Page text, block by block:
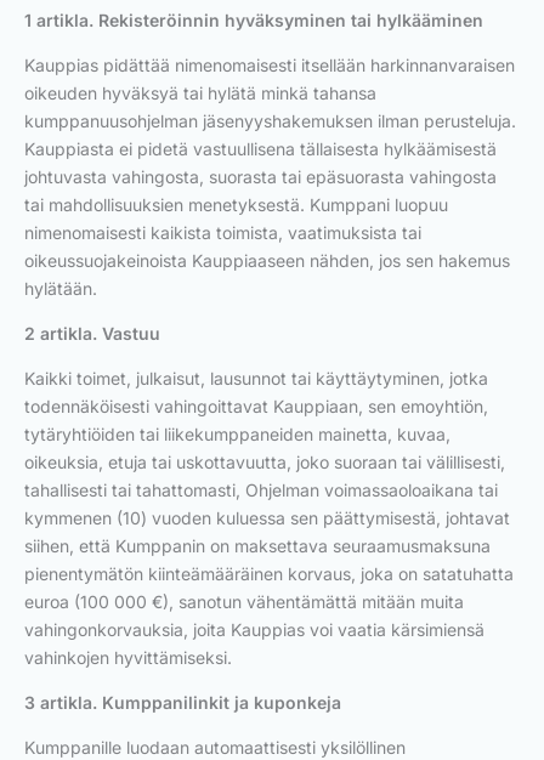
1 artikla. Rekisteröinnin hyväksyminen tai hylkääminen
Kauppias pidättää nimenomaisesti itsellään harkinnanvaraisen
oikeuden hyväksyä tai hylätä minkä tahansa
kumppanuusohjelman jäsenyyshakemuksen ilman perusteluja.
Kauppiasta ei pidetä vastuullisena tällaisesta hylkäämisestä
johtuvasta vahingosta, suorasta tai epäsuorasta vahingosta
tai mahdollisuuksien menetyksestä. Kumppani luopuu
nimenomaisesti kaikista toimista, vaatimuksista tai
oikeussuojakeinoista Kauppiaaseen nähden, jos sen hakemus
hylätään.
2 artikla. Vastuu
Kaikki toimet, julkaisut, lausunnot tai käyttäytyminen, jotka
todennäköisesti vahingoittavat Kauppiaan, sen emoyhtiön,
tytäryhtiöiden tai liikekumppaneiden mainetta, kuvaa,
oikeuksia, etuja tai uskottavuutta, joko suoraan tai välillisesti,
tahallisesti tai tahattomasti, Ohjelman voimassaoloaikana tai
kymmenen (10) vuoden kuluessa sen päättymisestä, johtavat
siihen, että Kumppanin on maksettava seuraamusmaksuna
pienentymätön kiinteämääräinen korvaus, joka on satatuhatta
euroa (100 000 €), sanotun vähentämättä mitään muita
vahingonkorvauksia, joita Kauppias voi vaatia kärsimiensä
vahinkojen hyvittämiseksi.
3 artikla. Kumppanilinkit ja kuponkeja
Kumppanille luodaan automaattisesti yksilöllinen